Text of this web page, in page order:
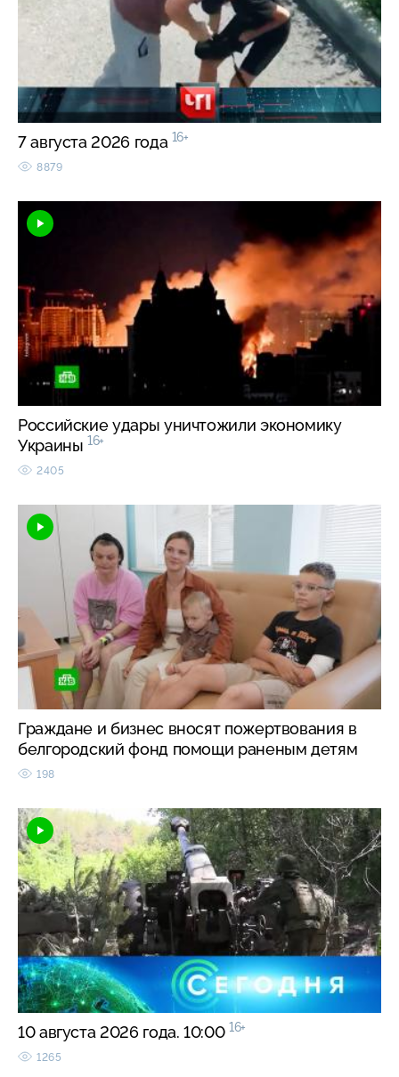
7 августа 2026 года 16+
8879
Российские удары уничтожили экономику
Украины 16+
2405
Граждане и бизнес вносят пожертвования в
белгородский фонд помощи раненым детям
198
10 августа 2026 года. 10:00 16+
1265